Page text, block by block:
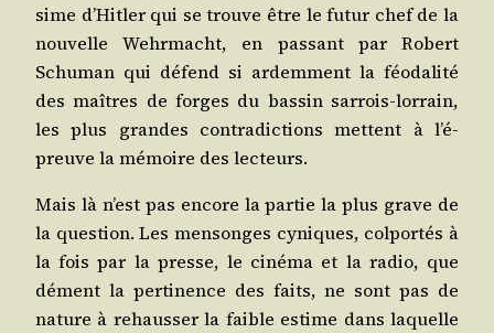
sime d’Hit­ler qui se trouve être le futur chef de la
nou­velle Wehr­macht, en pas­sant par Robert
Schu­man qui défend si ardem­ment la féo­da­li­té
des maîtres de forges du bas­sin sar­rois-lor­rain,
les plus grandes contra­dic­tions mettent à l’é­
preuve la mémoire des lecteurs.
Mais là n’est pas encore la par­tie la plus grave de
la ques­tion. Les men­songes cyniques, col­por­tés à
la fois par la presse, le ciné­ma et la radio, que
dément la per­ti­nence des faits, ne sont pas de
nature à rehaus­ser la faible estime dans laquelle